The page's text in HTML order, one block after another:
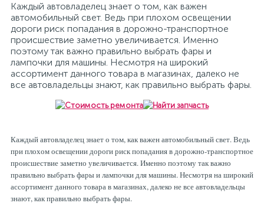
Каждый автовладелец знает о том, как важен
автомобильный свет. Ведь при плохом освещении
дороги риск попадания в дорожно-транспортное
происшествие заметно увеличивается. Именно
поэтому так важно правильно выбрать фары и
лампочки для машины. Несмотря на широкий
ассортимент данного товара в магазинах, далеко не
все автовладельцы знают, как правильно выбрать фары.
Каждый автовладелец знает о том, как важен автомобильный свет. Ведь
при плохом освещении дороги риск попадания в дорожно-транспортное
происшествие заметно увеличивается. Именно поэтому так важно
правильно выбрать фары и лампочки для машины. Несмотря на широкий
ассортимент данного товара в магазинах, далеко не все автовладельцы
знают, как правильно выбрать фары.